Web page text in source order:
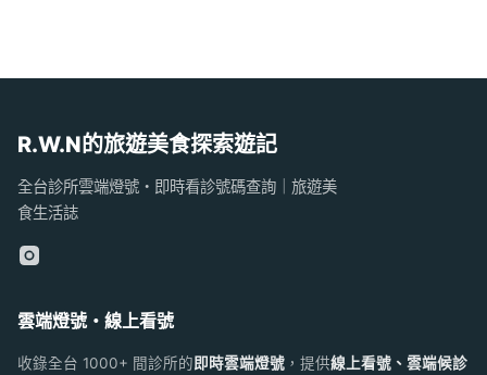
R.W.N的旅遊美食探索遊記
全台診所雲端燈號・即時看診號碼查詢｜旅遊美
食生活誌
雲端燈號・線上看號
收錄全台 1000+ 間診所的即時雲端燈號 ，提供線上看號、雲端候診